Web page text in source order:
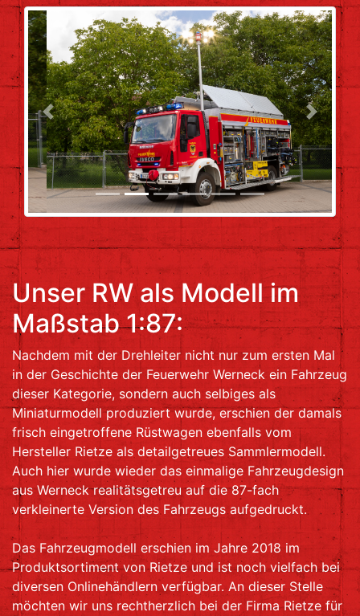
Previous Next
Unser RW als Modell im
Maßstab 1:87:
Nachdem mit der Drehleiter nicht nur zum ersten Mal
in der Geschichte der Feuerwehr Werneck ein Fahrzeug
dieser Kategorie, sondern auch selbiges als
Miniaturmodell produziert wurde, erschien der damals
frisch eingetroffene Rüstwagen ebenfalls vom
Hersteller Rietze als detailgetreues Sammlermodell.
Auch hier wurde wieder das einmalige Fahrzeugdesign
aus Werneck realitätsgetreu auf die 87-fach
verkleinerte Version des Fahrzeugs aufgedruckt.
Das Fahrzeugmodell erschien im Jahre 2018 im
Produktsortiment von Rietze und ist noch vielfach bei
diversen Onlinehändlern verfügbar. An dieser Stelle
möchten wir uns rechtherzlich bei der Firma Rietze für